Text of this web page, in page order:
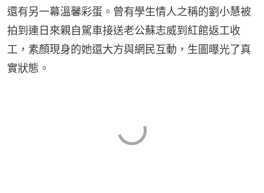
還有另一幕溫馨彩蛋。曾有學生情人之稱的劉小慧被
拍到連日來親自駕車接送老公蘇志威到紅館返工收
工，素顏現身的她還大方與網民互動，生圖曝光了真
實狀態。